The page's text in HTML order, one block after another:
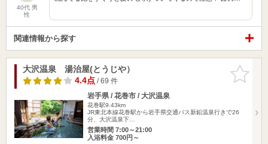
40代 男
性
関連情報から探す
お気に入
りに追加
大沢温泉 湯治屋(とうじや）
4.4点/ 69 件
岩手県 / 花巻市 / 大沢温泉
花巻駅9.43km
JR東北本線花巻駅から岩手県交通バス新鉛温泉行きで26
分、大沢温泉下…
営業時間 7:00～21:00
入浴料金 700円～